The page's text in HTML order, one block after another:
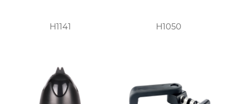
H1141 H1050